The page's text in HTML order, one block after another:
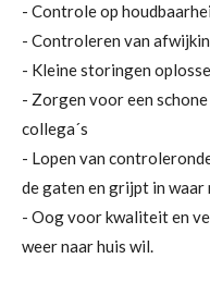
- Controle op
- Controleren van
- Kleine storingen
- Zorgen voor een
collega´s
- Lopen van
de gaten en grijpt in waar
- Oog voor kwaliteit en
weer naar huis wil.